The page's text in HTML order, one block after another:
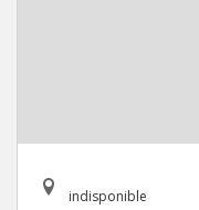
indisponible